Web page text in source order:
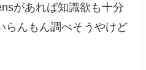
があれば知識欲も十分
らんもん調べそうやけど